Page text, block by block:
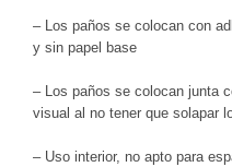
– Los paños se colocan con
y sin papel base
– Los paños se colocan junta
visual al no tener que solapar
– Uso interior, no apto para